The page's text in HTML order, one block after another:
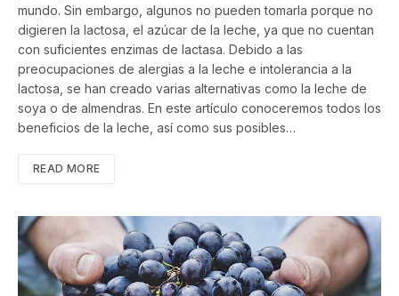
mundo. Sin embargo, algunos no pueden tomarla porque no
digieren la lactosa, el azúcar de la leche, ya que no cuentan
con suficientes enzimas de lactasa. Debido a las
preocupaciones de alergias a la leche e intolerancia a la
lactosa, se han creado varias alternativas como la leche de
soya o de almendras. En este artículo conoceremos todos los
beneficios de la leche, así como sus posibles…
READ MORE